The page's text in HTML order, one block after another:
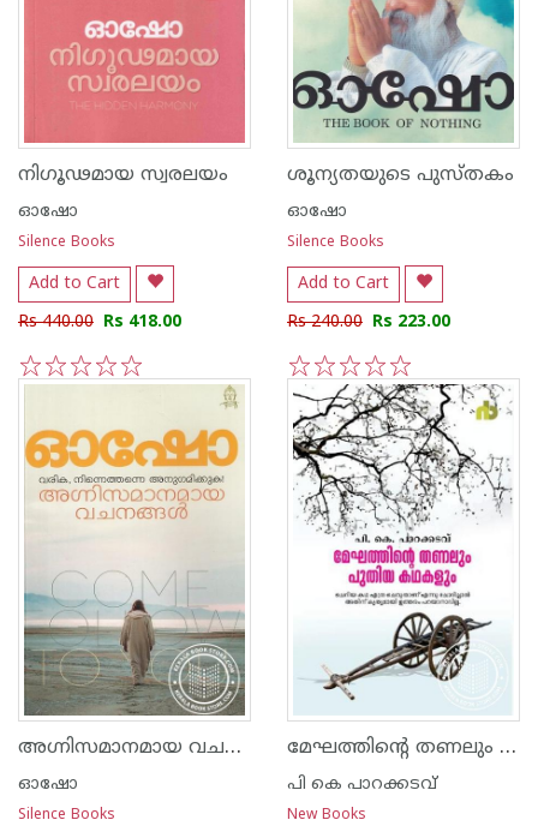
നിഗൂഢമായ സ്വരലയം
ഓഷോ
Silence Books
Add to Cart
Rs 440.00 Rs 418.00
5
4
3
2
1
ശൂന്യതയുടെ പുസ്തകം
ഓഷോ
Silence Books
Add to Cart
Rs 240.00 Rs 223.00
5
4
3
2
1
അഗ്നിസമാനമായ വചനങ്ങള്‍
ഓഷോ
Silence Books
മേഘത്തിന്റെ തണലും പുതിയ കഥകളും
പി കെ പാറക്കടവ്‌
New Books